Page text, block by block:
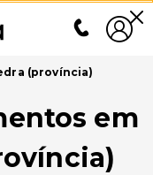
(província)
em